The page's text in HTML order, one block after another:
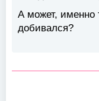
А может, именно
добивался?